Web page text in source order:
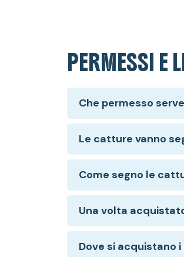
PERMESSI E
Che permesso
Le catture vanno
Come segno le
Una volta
Dove si acquistano